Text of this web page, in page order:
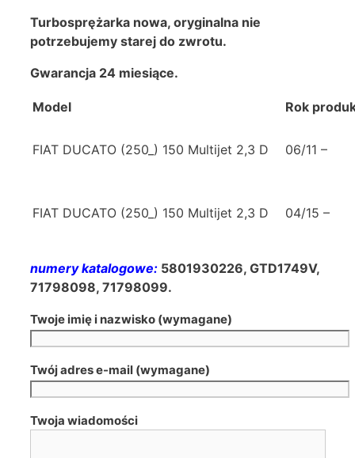
Turbosprężarka nowa, oryginalna nie
potrzebujemy starej do zwrotu.
Gwarancja 24 miesiące.
Model Rok
FIAT DUCATO (250_) 150 Multijet 2,3 D 06/11 –
FIAT DUCATO (250_) 150 Multijet 2,3 D 04/15 –
numery katalogowe: 5801930226, GTD1749V,
71798098, 71798099.
Twoje imię i nazwisko (wymagane)
Twój adres e-mail (wymagane)
Twoja wiadomości